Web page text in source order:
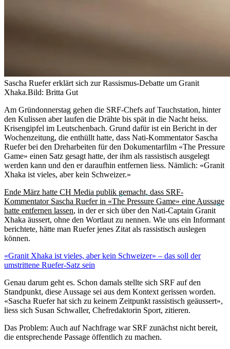
Sascha Ruefer erklärt sich zur Rassismus-Debatte um Granit
Xhaka.Bild: Britta Gut
Am Gründonnerstag gehen die SRF-Chefs auf Tauchstation, hinter
den Kulissen aber laufen die Drähte bis spät in die Nacht heiss.
Krisengipfel im Leutschenbach. Grund dafür ist ein Bericht in der
Wochenzeitung, die enthüllt hatte, dass Nati-Kommentator Sascha
Ruefer bei den Dreharbeiten für den Dokumentarfilm «The Pressure
Game» einen Satz gesagt hatte, der ihm als rassistisch ausgelegt
werden kann und den er daraufhin entfernen liess. Nämlich: «Granit
Xhaka ist vieles, aber kein Schweizer.»
Ende März hatte CH Media publik gemacht, dass SRF-
Kommentator Sascha Ruefer in «The Pressure Game» eine Aussage
hatte entfernen lassen, in der er sich über den Nati-Captain Granit
Xhaka äussert, ohne den Wortlaut zu nennen. Wie uns ein Informant
berichtete, hätte man Ruefer jenes Zitat als rassistisch auslegen
können.
«Granit Xhaka ist vieles, aber kein Schweizer» – das soll der
umstrittene Ruefer-Satz sein
Genau darum geht es. Schon damals stellte sich SRF auf den
Standpunkt, diese Aussage sei aus dem Kontext gerissen worden.
«Sascha Ruefer hat sich zu keinem Zeitpunkt rassistisch geäussert»,
liess sich Susan Schwaller, Chefredaktorin Sport, zitieren.
Das Problem: Auch auf Nachfrage war SRF zunächst nicht bereit,
die entsprechende Passage öffentlich zu machen.